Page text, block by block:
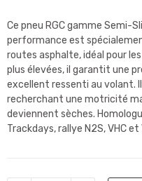
Ce pneu RGC gamme Semi-
performance est
routes asphalte, idéal pour
plus élevées, il garantit une
excellent ressenti au volant.
recherchant une motricité
deviennent sèches.
Trackdays, rallye N2S, VHC et